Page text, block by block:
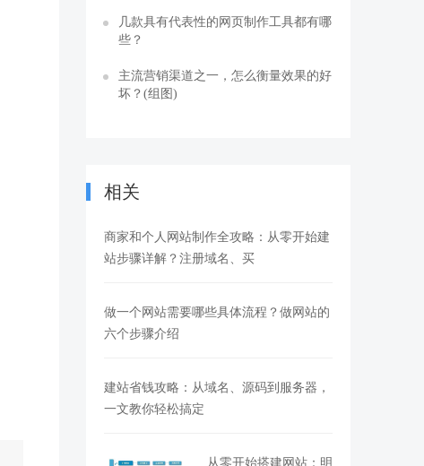
几款具有代表性的网页制作工具都有哪
些？
主流营销渠道之一，怎么衡量效果的好
坏？(组图)
相关
商家和个人网站制作全攻略：从零开始建
站步骤详解？注册域名、买
做一个网站需要哪些具体流程？做网站的
六个步骤介绍
建站省钱攻略：从域名、源码到服务器，
一文教你轻松搞定
从零开始搭建网站：明